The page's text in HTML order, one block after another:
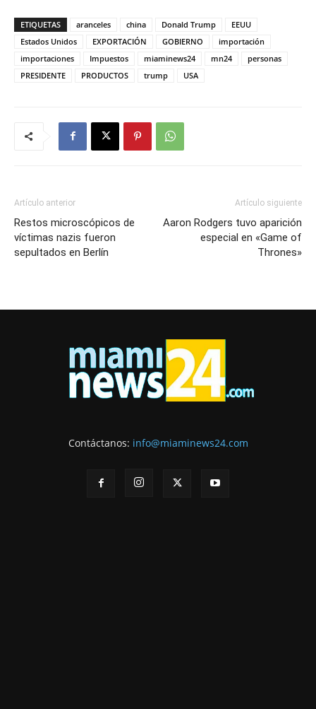
ETIQUETAS aranceles china Donald Trump
EEUU
Estados Unidos
EXPORTACIÓN GOBIERNO
importación
importaciones
Impuestos miaminews24 mn24
personas
PRESIDENTE
PRODUCTOS trump USA
Artículo anterior
Restos microscópicos de
víctimas nazis fueron
sepultados en Berlín
Artículo siguiente
Aaron Rodgers tuvo aparición
especial en «Game of
Thrones»
Contáctanos: info@miaminews24.com